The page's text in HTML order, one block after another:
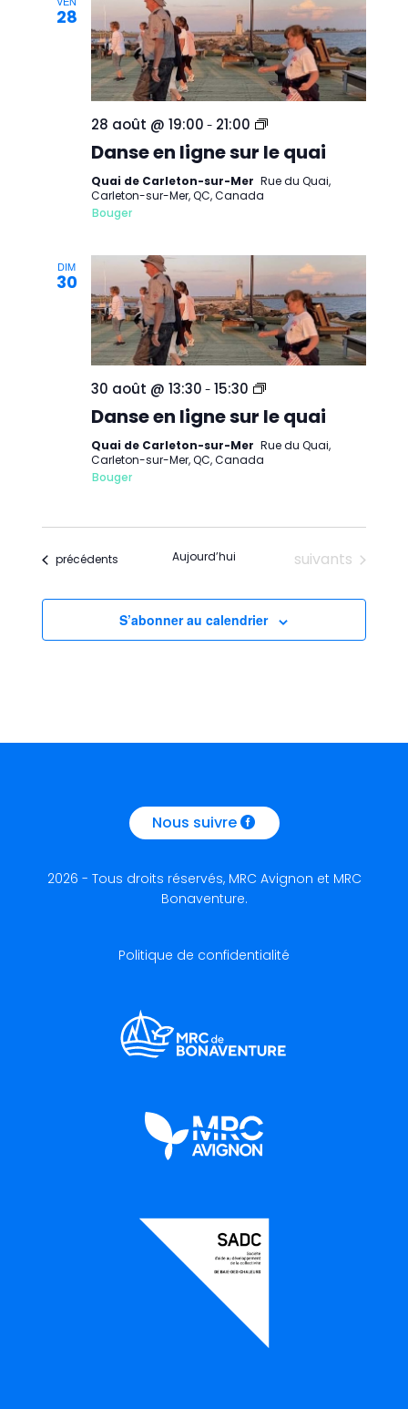
28
Danse en ligne sur le quai
28 août @ 19:00 - 21:00
Danse
ligne
le
Mer
Quai de Carleton-sur-Mer Rue du Quai,
Carleton-sur-Mer, QC, Canada
Bouger
DIM
30
Danse en ligne sur le quai
30 août @ 13:30 -15:30
Danse
ligne
le
Quai de Carleton-sur-Mer Rue du Quai,
Carleton-sur-Mer, QC, Canada
Bouger
Évènements
précédents Aujourd’hui Évènements
suivants
S’abonner au calendrier
Nous suivre
2026 - Tous droits réservés, MRC Avignon et MRC
Bonaventure.
Politique de confidentialité